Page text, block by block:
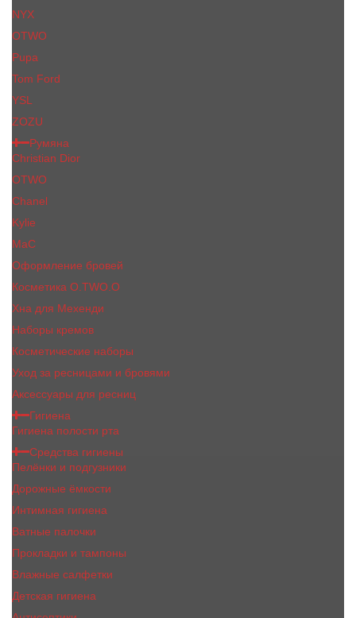
NYX
OTWO
Pupa
Tom Ford
YSL
ZOZU
Румяна
Christian Dior
OTWO
Сhanеl
Kylie
MaC
Оформление бровей
Косметика O.TWO.O
Хна для Мехенди
Наборы кремов
Косметические наборы
Уход за ресницами и бровями
Аксессуары для ресниц
Гигиена
Гигиена полости рта
Средства гигиены
Пелёнки и подгузники
Дорожные ёмкости
Интимная гигиена
Ватные палочки
Прокладки и тампоны
Влажные салфетки
Детская гигиена